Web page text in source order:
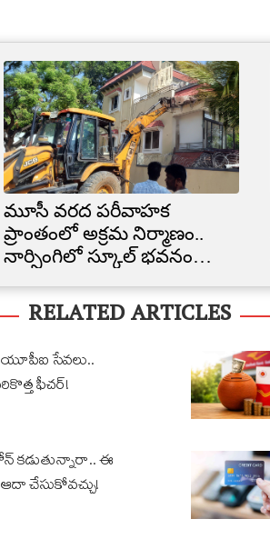
మూసీ వరద పరీవాహక
ప్రాంతంలో అక్రమ నిర్మాణం..
నార్సింగిలో స్కూల్‌ భవనం
RELATED ARTICLES
సేవలు..
ఫీచర్!
కడుతున్నారా.. ఈ
ఆదా చేసుకోవచ్చు!